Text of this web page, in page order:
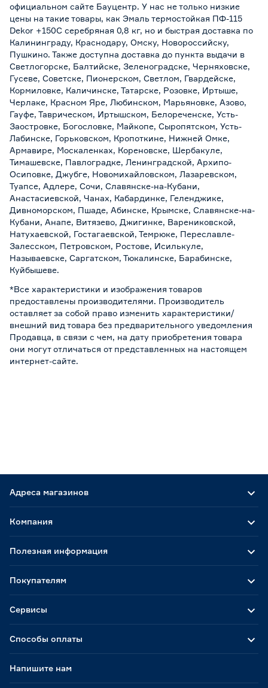
официальном сайте Бауцентр. У нас не только низкие
цены на такие товары, как Эмаль термостойкая ПФ-115
Dekor +150C серебряная 0,8 кг, но и быстрая доставка по
Калининграду, Краснодару, Омску, Новороссийску,
Пушкино. Также доступна доставка до пункта выдачи в
Светлогорске, Балтийске, Зеленоградске, Черняховске,
Гусеве, Советске, Пионерском, Светлом, Гвардейске,
Кормиловке, Каличинске, Татарске, Розовке, Иртыше,
Черлаке, Красном Яре, Любинском, Марьяновке, Азово,
Гауфе, Таврическом, Иртышском, Белореченске, Усть-
Заостровке, Богословке, Майкопе, Сыропятском, Усть-
Лабинске, Горьковском, Кропоткине, Нижней Омке,
Армавире, Москаленках, Кореновске, Шербакуле,
Тимашевске, Павлоградке, Ленинградской, Архипо-
Осиповке, Джубге, Новомихайловском, Лазаревском,
Туапсе, Адлере, Сочи, Славянске-на-Кубани,
Анастасиевской, Чанах, Кабардинке, Геленджике,
Дивноморском, Пшаде, Абинске, Крымске, Славянске-на-
Кубани, Анапе, Витязево, Джигинке, Варениковской,
Натухаевской, Гостагаевской, Темрюке, Переславле-
Залесском, Петровском, Ростове, Исилькуле,
Называевске, Саргатском, Тюкалинске, Барабинске,
Куйбышеве.
*Все характеристики и изображения товаров
предоставлены производителями. Производитель
оставляет за собой право изменить характеристики/
внешний вид товара без предварительного уведомления
Продавца, в связи с чем, на дату приобретения товара
они могут отличаться от представленных на настоящем
интернет-сайте.
Адреса магазинов
Способы оплаты
Компания
Полезная информация
Покупателям
Сервисы
Напишите нам